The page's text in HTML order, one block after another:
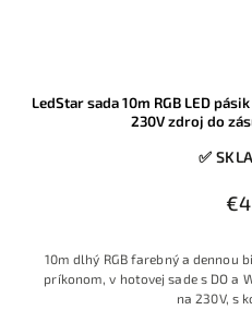
LedStar sada 10m RGB LED
230V zdroj do
✅
10m dlhý RGB farebný a dennou
príkonom, v hotovej sade s DO a
na 230V, s